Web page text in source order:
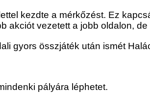
kezdte a mérkőzést. Ez
akciót vezetett a jobb oldalon,
gyors összjáték után ismét
pályára léphetet.